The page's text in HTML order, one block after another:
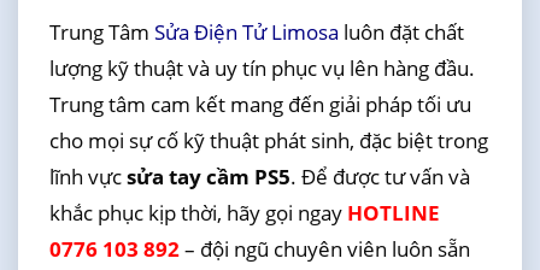
Trung Tâm Sửa Điện Tử Limosa luôn đặt chất
lượng kỹ thuật và uy tín phục vụ lên hàng đầu.
Trung tâm cam kết mang đến giải pháp tối ưu
cho mọi sự cố kỹ thuật phát sinh, đặc biệt trong
lĩnh vựcsửa tay cầm PS5. Để được tư vấn và
khắc phục kịp thời, hãy gọi ngay HOTLINE
0776 103 892– đội ngũ chuyên viên luôn sẵn